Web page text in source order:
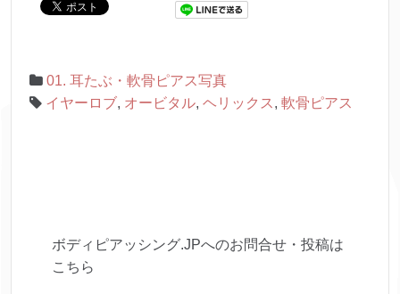
01. 耳たぶ・軟骨ピアス写真
イヤーロブ, オービタル, ヘリックス , 軟骨ピアス
ボディピアッシング.JPへのお問合せ・投稿は
こちら